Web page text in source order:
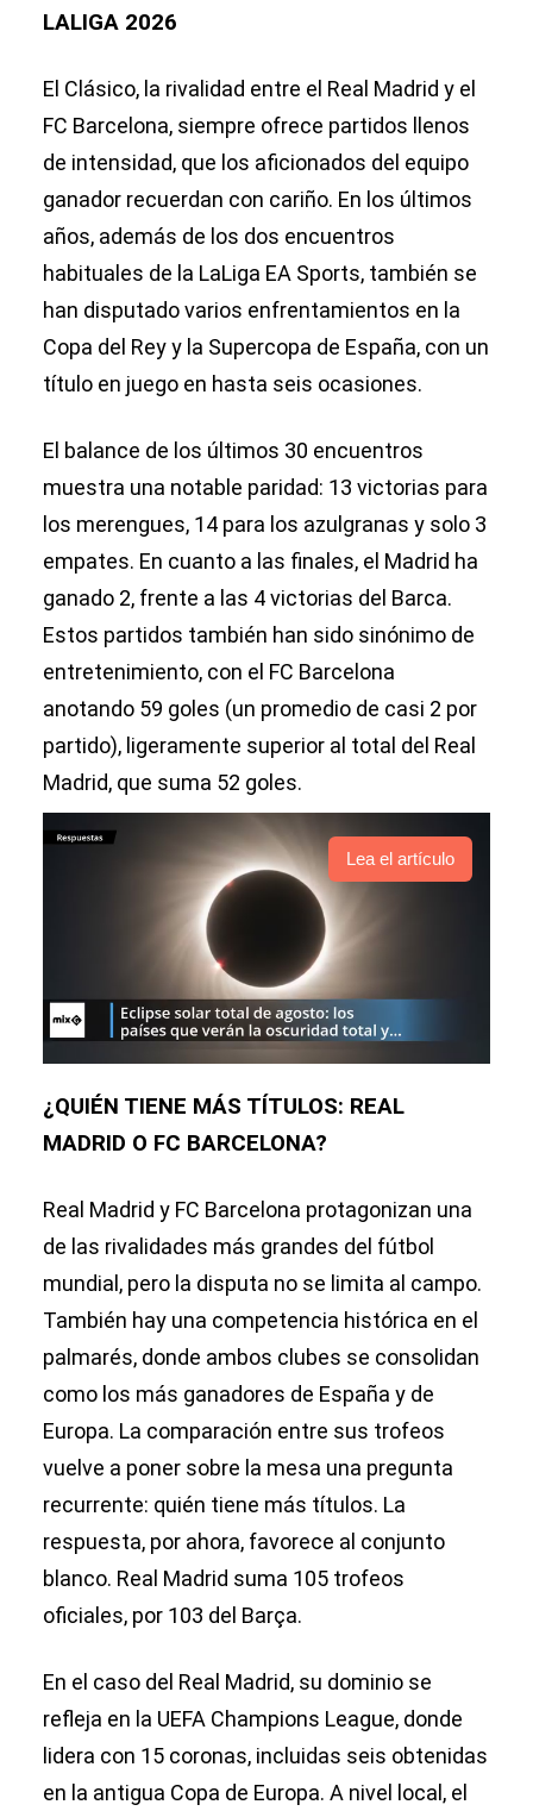
LALIGA 2026
El Clásico, la rivalidad entre el Real Madrid y el
FC Barcelona, siempre ofrece partidos llenos
de intensidad, que los aficionados del equipo
ganador recuerdan con cariño. En los últimos
años, además de los dos encuentros
habituales de la LaLiga EA Sports, también se
han disputado varios enfrentamientos en la
Copa del Rey y la Supercopa de España, con un
título en juego en hasta seis ocasiones.
El balance de los últimos 30 encuentros
muestra una notable paridad: 13 victorias para
los merengues, 14 para los azulgranas y solo 3
empates. En cuanto a las finales, el Madrid ha
ganado 2, frente a las 4 victorias del Barca.
Estos partidos también han sido sinónimo de
entretenimiento, con el FC Barcelona
anotando 59 goles (un promedio de casi 2 por
partido), ligeramente superior al total del Real
Madrid, que suma 52 goles.
Lea el artículo
¿QUIÉN TIENE MÁS TÍTULOS: REAL
MADRID O FC BARCELONA?
Real Madrid y FC Barcelona protagonizan una
de las rivalidades más grandes del fútbol
mundial, pero la disputa no se limita al campo.
También hay una competencia histórica en el
palmarés, donde ambos clubes se consolidan
como los más ganadores de España y de
Europa. La comparación entre sus trofeos
vuelve a poner sobre la mesa una pregunta
recurrente: quién tiene más títulos. La
respuesta, por ahora, favorece al conjunto
blanco. Real Madrid suma 105 trofeos
oficiales, por 103 del Barça.
En el caso del Real Madrid, su dominio se
refleja en la UEFA Champions League, donde
lidera con 15 coronas, incluidas seis obtenidas
en la antigua Copa de Europa. A nivel local, el